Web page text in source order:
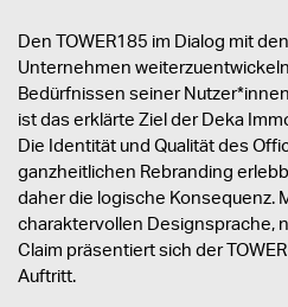
Den TOWER185 im Dialog mit
Unternehmen
Bedürfnissen seiner
ist das erklärte Ziel der Deka
Die Identität und Qualität des
ganzheitlichen Rebranding
daher die logische Konsequenz.
charaktervollen Designsprache,
Claim präsentiert sich der
Auftritt.